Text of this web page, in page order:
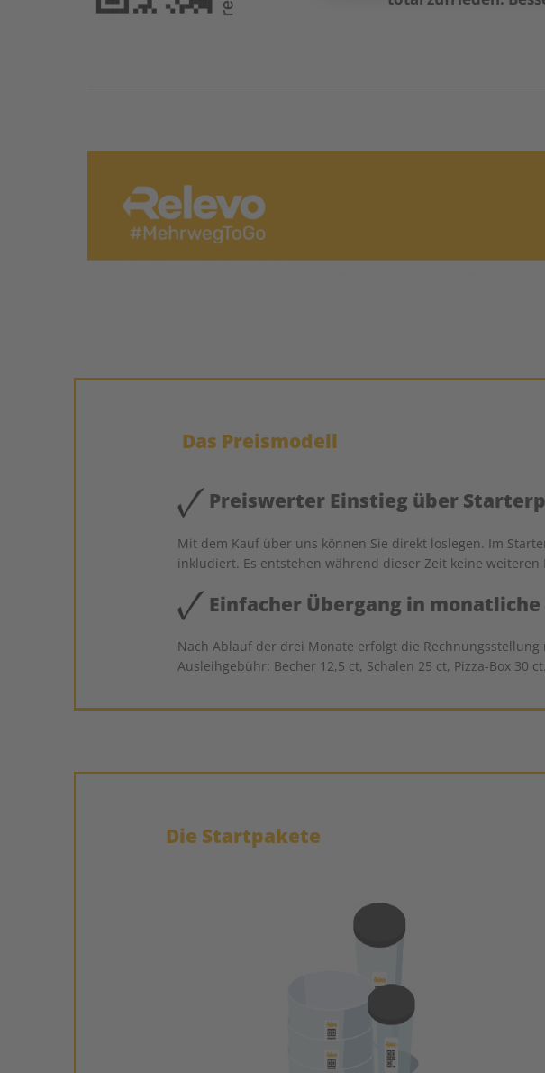
Das Preismodell
Preiswerter Einstieg über
Mit dem Kauf über uns können Sie direkt loslegen. Im
inkludiert. Es entstehen während dieser Zeit keine weiteren
Einfacher Übergang in
Nach Ablauf der drei Monate erfolgt die
Ausleihgebühr: Becher 12,5 ct, Schalen 25 ct, Pizza-Box 30 ct.
Die Startpakete